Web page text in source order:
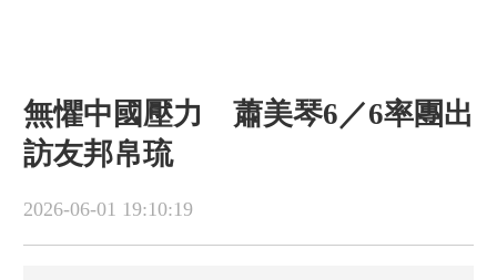
無懼中國壓力 蕭美琴6／6率團出
訪友邦帛琉
2026-06-01 19:10:19